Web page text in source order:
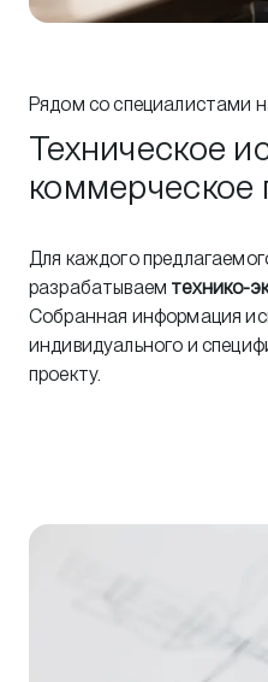
Рядом со специалистами
Техническое
коммерческое
Для каждого
разрабатываем технико-
Собранная информация
индивидуального и
проекту.